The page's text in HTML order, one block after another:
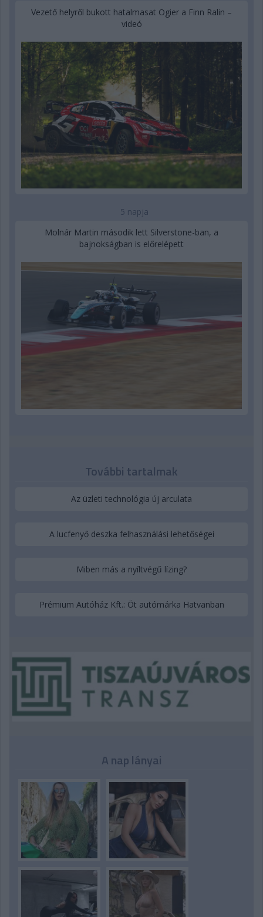
Vezető helyről bukott hatalmasat Ogier a Finn Ralin –
videó
5 napja
Molnár Martin második lett Silverstone-ban, a
bajnokságban is előrelépett
További tartalmak
Az üzleti technológia új arculata
A lucfenyő deszka felhasználási lehetőségei
Miben más a nyíltvégű lízing?
Prémium Autóház Kft.: Öt autómárka Hatvanban
A nap lányai